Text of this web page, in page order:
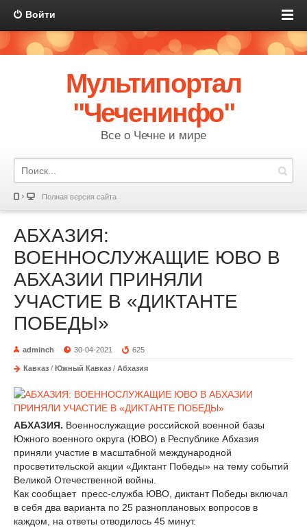
Войти
Мультипортал
"Чеченинфо"
Все о Чечне и мире
Полная версия сайта
АБХАЗИЯ:
ВОЕННОСЛУЖАЩИЕ ЮВО В
АБХАЗИИ ПРИНЯЛИ
УЧАСТИЕ В «ДИКТАНТЕ
ПОБЕДЫ»
adminch 30-04-2021 625
Кавказ / Южный Кавказ / Абхазия
АБХАЗИЯ. Военнослужащие российской военной базы
Южного военного округа (ЮВО) в Республике Абхазия
приняли участие в масштабной международной
просветительской акции «Диктант Победы» на тему событий
Великой Отечественной войны.
Как сообщает пресс-служба ЮВО, диктант Победы включал
в себя два варианта по 25 разноплановых вопросов в
каждом, на ответы отводилось 45 минут.